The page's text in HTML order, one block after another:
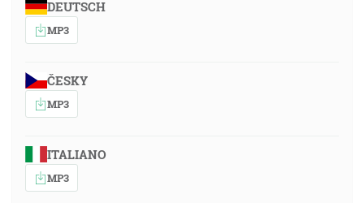
DEUTSCH
MP3
ČESKY
MP3
ITALIANO
MP3